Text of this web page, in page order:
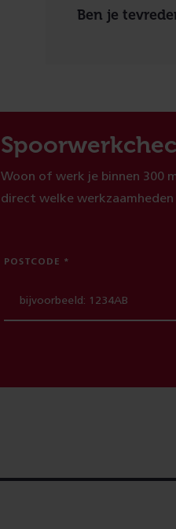
Ben je
Woon of werk je binnen 300
direct welke
POSTCODE